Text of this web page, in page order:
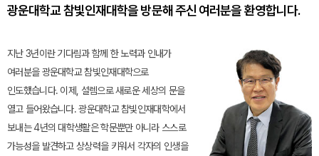
광운대학교 참빛인재대학을 방문해 주신 여러분을 환영합니다.
지난 3년이란 기다림과 함께 한 노력과 인내가
여러분을 광운대학교 참빛인재대학으로
인도했습니다. 이제, 설렘으로 새로운 세상의 문을
열고 들어왔습니다. 광운대학교 참빛인재대학에서
보내는 4년의 대학생활은 학문뿐만 아니라 스스로
가능성을 발견하고 상상력을 키워서 각자의 인생을